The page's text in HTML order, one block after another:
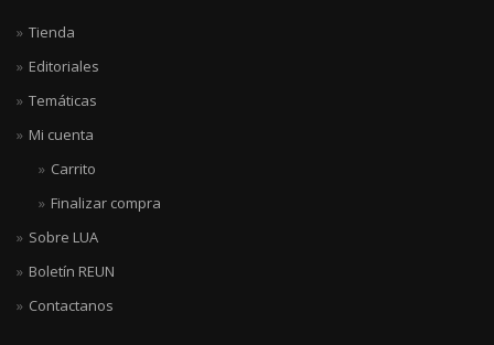
Tienda
Editoriales
Temáticas
Mi cuenta
Carrito
Finalizar compra
Sobre LUA
Boletín REUN
Contactanos